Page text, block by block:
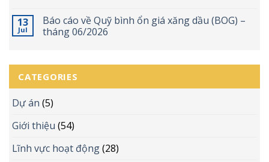
13
Jul
Báo cáo về Quỹ bình ổn giá xăng dầu (BOG) –
tháng 06/2026
CATEGORIES
Dự án (5)
Giới thiệu (54)
Lĩnh vực hoạt động(28)